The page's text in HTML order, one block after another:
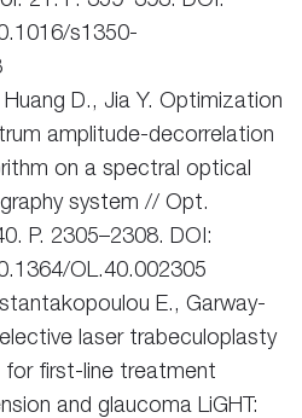
s1350-
D., Jia Y. Optimization
amplitude-decorrelation
on a spectral optical
system // Opt.
P. 2305–2308. DOI:
OL.40.002305
E., Garway-
laser trabeculoplasty
for first-line treatment
and glaucoma LiGHT: